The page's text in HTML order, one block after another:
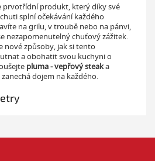
prvotřídní produkt, který díky své
splní očekávání každého
na grilu, v troubě nebo na pánvi,
nezapomenutelný chuťový zážitek.
nové způsoby, jak si tento
a obohatit svou kuchyni o
pluma - vepřový steaka
dojem na každého.